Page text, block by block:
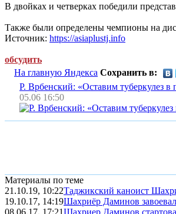
В двойках и четверках победили
Также были определены чемпионы на
Источник: https://asiaplustj.info
обсудить
На главную Яндекса Сохранить в:
Р. Врбенский: «Оставим туберкулез в
05.06 16:50
Материалы по теме
21.10.19, 10:22Таджикский каноист
19.10.17, 14:19Шахриёр Даминов
08.06.17, 17:21Шахриер Даминов